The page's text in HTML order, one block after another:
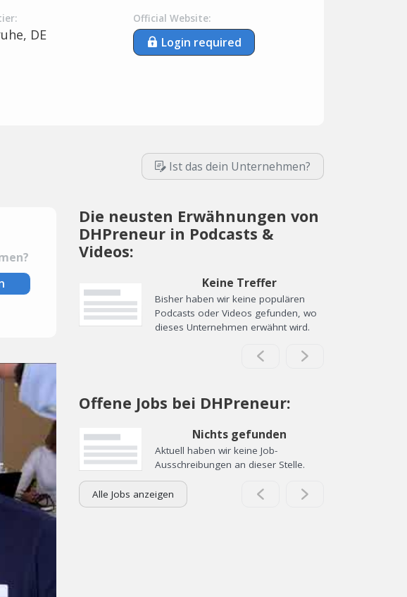
DE
Official Website:
Login required
Ist das dein Unternehmen?
Die neusten Erwähnungen von
DHPreneur in Podcasts &
Videos:
Keine Treffer
Bisher haben wir keine populären
Podcasts oder Videos gefunden, wo
dieses Unternehmen erwähnt wird.
Offene Jobs bei DHPreneur:
Nichts gefunden
Aktuell haben wir keine Job-
Ausschreibungen an dieser Stelle.
Alle Jobs anzeigen